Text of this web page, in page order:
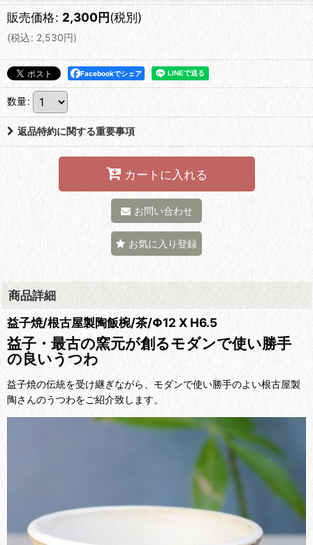
販売価格: 2,300円(税別)
(税込: 2,530円)
Facebookでシェア
数量:
返品特約に関する重要事項
カートに入れる
お問い合わせ
お気に入り登録
商品詳細
益子焼/根古屋製陶飯椀/茶/Φ12 X H6.5
益子・最古の窯元が創るモダンで使い勝手
の良いうつわ
益子焼の伝統を受け継ぎながら、モダンで使い勝手のよい根古屋製
陶さんのうつわをご紹介致します。